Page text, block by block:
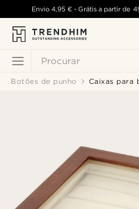
Procurar
Envio 4,95 €- Grátis a partir de
Botões de punho Caixas para